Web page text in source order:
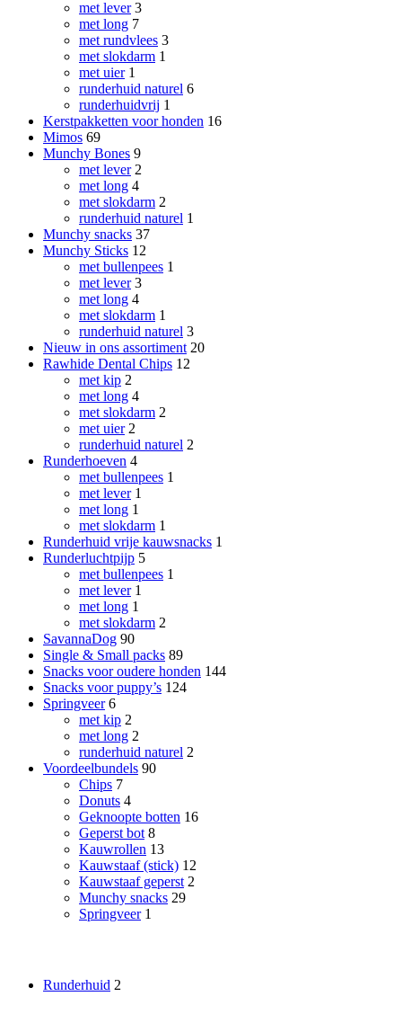
met lever 3
met long 7
met rundvlees 3
met slokdarm 1
met uier 1
runderhuid naturel 6
runderhuidvrij 1
Kerstpakketten voor honden 16
Mimos 69
Munchy Bones 9
met lever 2
met long 4
met slokdarm 2
runderhuid naturel 1
Munchy snacks 37
Munchy Sticks 12
met bullenpees 1
met lever 3
met long 4
met slokdarm 1
runderhuid naturel 3
Nieuw in ons assortiment 20
Rawhide Dental Chips 12
met kip 2
met long 4
met slokdarm 2
met uier 2
runderhuid naturel 2
Runderhoeven 4
met bullenpees 1
met lever 1
met long 1
met slokdarm 1
Runderhuid vrije kauwsnacks 1
Runderluchtpijp 5
met bullenpees 1
met lever 1
met long 1
met slokdarm 2
SavannaDog 90
Single & Small packs 89
Snacks voor oudere honden 144
Snacks voor puppy’s 124
Springveer 6
met kip 2
met long 2
runderhuid naturel 2
Voordeelbundels 90
Chips 7
Donuts 4
Geknoopte botten 16
Geperst bot 8
Kauwrollen 13
Kauwstaaf (stick) 12
Kauwstaaf geperst 2
Munchy snacks 29
Springveer 1
Runderhuid 2